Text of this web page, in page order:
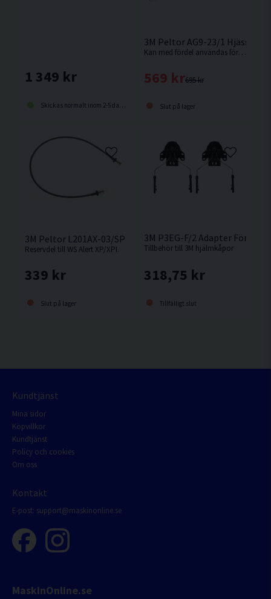
1 349 kr
Skickas normalt inom 2-5 dagar
3M Peltor AG9-23/1
Kan med fördel användas för att bygga om hjälmkåpor till vanliga hörselskydd.
695 kr
569 kr
Slut på lager
3M Peltor L201AX-03/SP Kabel
Reservdel till WS Alert XP/XPI.
339 kr
Slut på lager
3M P3EG-F/2 Adapter För
Tillbehör till 3M hjälmkåpor
318,75 kr
Tillfälligt slut
Kundtjänst
Mina sidor
Köpvillkor
Kundtjänst
Policy och cookies
Om oss
Kontakt
E-post: support@maskinonline.se
MaskinOnline.se